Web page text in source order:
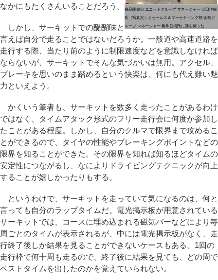
商品開発部 ユニットグループ マネージャー 安田洋輔
氏（写真左）とセールス＆マーケティング部 企画グ
ループ マネージャー 碓氷公樹氏に話を伺った
なかにもたくさんいることだろう。
しかし、サーキットでの醍醐味と
言えば自分で走ることではないだろうか。一般道や高速道路を
走行する際、当たり前のように制限速度などを意識しなければ
ならないが、サーキットでそんな気づかいは無用。アクセル、
ブレーキを思いのまま踏めるという快楽は、何にも代え難い魅
力といえよう。
かくいう筆者も、サーキットを数多く走ったことがあるわけ
ではなく、タイムアタック形式のフリー走行会に何度か参加し
たことがある程度。しかし、自分のクルマで限界まで攻めるこ
とができるので、タイヤの性能やブレーキングポイントなどの
限界を知ることができた。その限界を知れば知るほどタイムの
安定性につながるし、なによりドライビングテクニックが向上
することが嬉しかったりもする。
というわけで、サーキットを走っていて気になるのは、何と
言っても自分のラップタイムだ。電光掲示板が用意されている
サーキットでは、コースに埋め込まれる磁気バーなどにより毎
周ごとのタイムが表示されるが、中には電光掲示板がなく、走
行終了後しか結果を見ることができないケースもある。1回の
走行枠で何十周も走るので、終了後に結果を見ても、どの周で
ベストタイムを出したのかを覚えていられない。